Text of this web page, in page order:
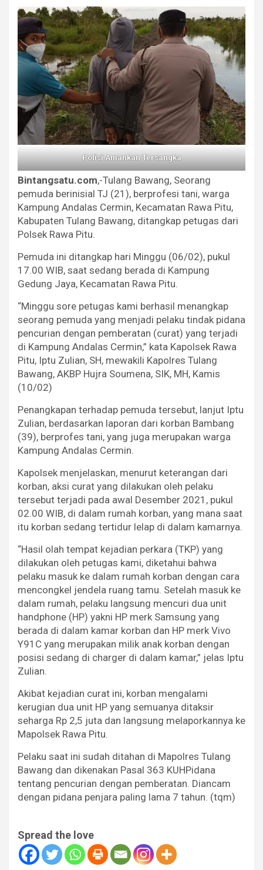
Polisi Amankan Tersangka
Bintangsatu.com,-Tulang Bawang, Seorang
pemuda berinisial TJ (21), berprofesi tani, warga
Kampung Andalas Cermin, Kecamatan Rawa Pitu,
Kabupaten Tulang Bawang, ditangkap petugas dari
Polsek Rawa Pitu.
Pemuda ini ditangkap hari Minggu (06/02), pukul
17.00 WIB, saat sedang berada di Kampung
Gedung Jaya, Kecamatan Rawa Pitu.
“Minggu sore petugas kami berhasil menangkap
seorang pemuda yang menjadi pelaku tindak pidana
pencurian dengan pemberatan (curat) yang terjadi
di Kampung Andalas Cermin,” kata Kapolsek Rawa
Pitu, Iptu Zulian, SH, mewakili Kapolres Tulang
Bawang, AKBP Hujra Soumena, SIK, MH, Kamis
(10/02)
Penangkapan terhadap pemuda tersebut, lanjut Iptu
Zulian, berdasarkan laporan dari korban Bambang
(39), berprofes tani, yang juga merupakan warga
Kampung Andalas Cermin.
Kapolsek menjelaskan, menurut keterangan dari
korban, aksi curat yang dilakukan oleh pelaku
tersebut terjadi pada awal Desember 2021, pukul
02.00 WIB, di dalam rumah korban, yang mana saat
itu korban sedang tertidur lelap di dalam kamarnya.
“Hasil olah tempat kejadian perkara (TKP) yang
dilakukan oleh petugas kami, diketahui bahwa
pelaku masuk ke dalam rumah korban dengan cara
mencongkel jendela ruang tamu. Setelah masuk ke
dalam rumah, pelaku langsung mencuri dua unit
handphone (HP) yakni HP merk Samsung yang
berada di dalam kamar korban dan HP merk Vivo
Y91C yang merupakan milik anak korban dengan
posisi sedang di charger di dalam kamar,” jelas Iptu
Zulian.
Akibat kejadian curat ini, korban mengalami
kerugian dua unit HP yang semuanya ditaksir
seharga Rp 2,5 juta dan langsung melaporkannya ke
Mapolsek Rawa Pitu.
Pelaku saat ini sudah ditahan di Mapolres Tulang
Bawang dan dikenakan Pasal 363 KUHPidana
tentang pencurian dengan pemberatan. Diancam
dengan pidana penjara paling lama 7 tahun. (tqm)
Spread the love